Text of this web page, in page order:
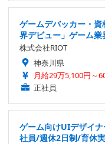
ゲームデバッカー・
界デビュー」ゲーム
株式会社RIOT
神奈川県
月給29万5,100円～
正社員
ゲーム向けUIデザイ
社員/週休2日制/育休